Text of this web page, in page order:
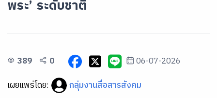
พระ’ ระดับชาติ
389 0
06-07-2026
เผยแพร่โดย:
กลุ่มงานสื่อสารสังคม